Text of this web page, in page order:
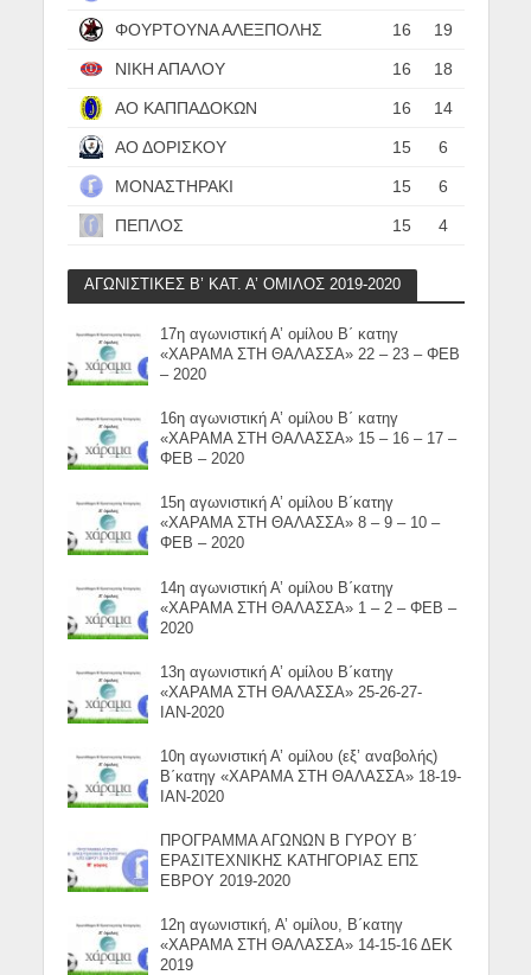
ΦΟΥΡΤΟΥΝΑ ΑΛΕΞΠΟΛΗΣ 16 19
ΝΙΚΗ ΑΠΑΛΟΥ 16 18
ΑΟ ΚΑΠΠΑΔΟΚΩΝ 16 14
ΑΟ ΔΟΡΙΣΚΟΥ 15 6
ΜΟΝΑΣΤΗΡΑΚΙ 15 6
ΠΕΠΛΟΣ 15 4
ΑΓΩΝΙΣΤΙΚΕΣ Β’ ΚΑΤ. Α’ ΟΜΙΛΟΣ 2019-2020
17η αγωνιστική Α’ ομίλου Β΄ κατηγ
«ΧΑΡΑΜΑ ΣΤΗ ΘΑΛΑΣΣΑ» 22 – 23 – ΦΕΒ
– 2020
16η αγωνιστική Α’ ομίλου Β΄ κατηγ
«ΧΑΡΑΜΑ ΣΤΗ ΘΑΛΑΣΣΑ» 15 – 16 – 17 –
ΦΕΒ – 2020
15η αγωνιστική Α’ ομίλου Β΄κατηγ
«ΧΑΡΑΜΑ ΣΤΗ ΘΑΛΑΣΣΑ» 8 – 9 – 10 –
ΦΕΒ – 2020
14η αγωνιστική Α’ ομίλου Β΄κατηγ
«ΧΑΡΑΜΑ ΣΤΗ ΘΑΛΑΣΣΑ» 1 – 2 – ΦΕΒ –
2020
13η αγωνιστική Α’ ομίλου Β΄κατηγ
«ΧΑΡΑΜΑ ΣΤΗ ΘΑΛΑΣΣΑ» 25-26-27-
ΙΑΝ-2020
10η αγωνιστική Α’ ομίλου (εξ’ αναβολής)
Β΄κατηγ «ΧΑΡΑΜΑ ΣΤΗ ΘΑΛΑΣΣΑ» 18-19-
ΙΑΝ-2020
ΠΡΟΓΡΑΜΜΑ ΑΓΩΝΩΝ Β ΓΥΡΟΥ Β΄
ΕΡΑΣΙΤΕΧΝΙΚΗΣ ΚΑΤΗΓΟΡΙΑΣ ΕΠΣ
ΕΒΡΟΥ 2019-2020
12η αγωνιστική, Α’ ομίλου, Β΄κατηγ
«ΧΑΡΑΜΑ ΣΤΗ ΘΑΛΑΣΣΑ» 14-15-16 ΔΕΚ
2019